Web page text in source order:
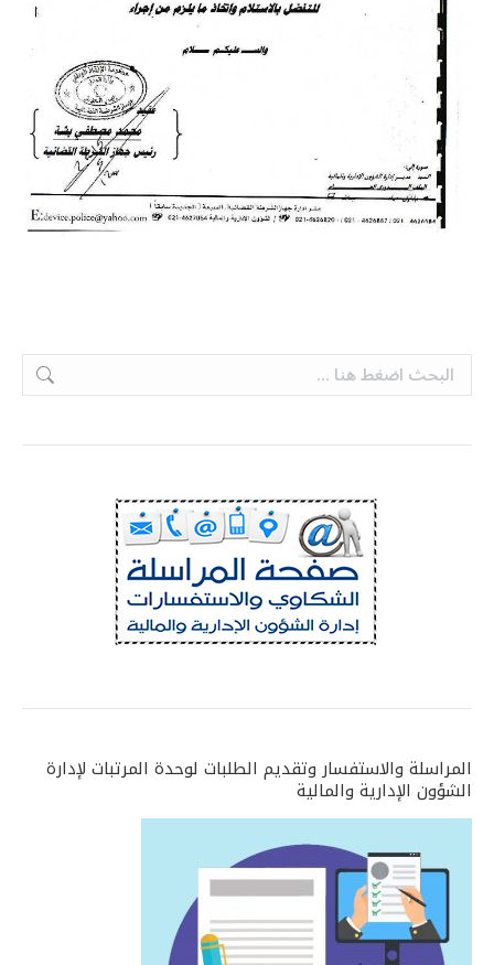
Search:
المراسلة والاستفسار وتقديم الطلبات لوحدة المرتبات لإدارة
الشؤون الإدارية والمالية